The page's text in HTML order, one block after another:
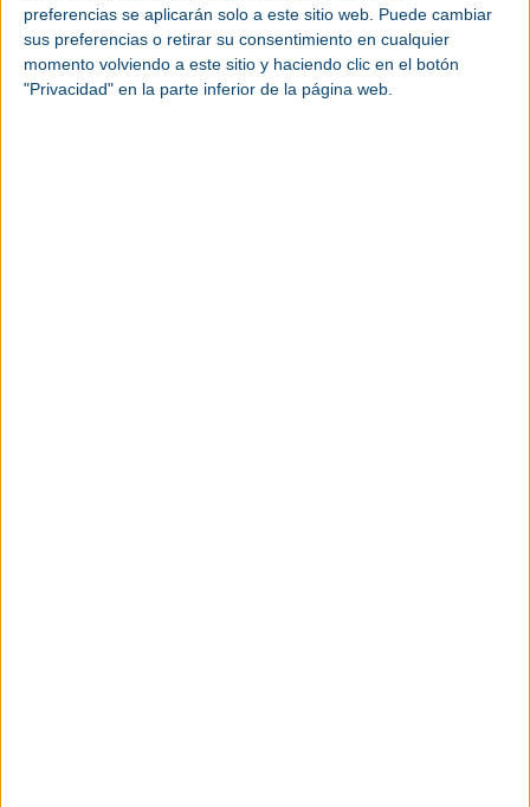
preferencias se aplicarán solo a este sitio web. Puede cambiar
sus preferencias o retirar su consentimiento en cualquier
momento volviendo a este sitio y haciendo clic en el botón
"Privacidad" en la parte inferior de la página web.
Bilbao Exhibition Centre – Azkue Kalea, 1,